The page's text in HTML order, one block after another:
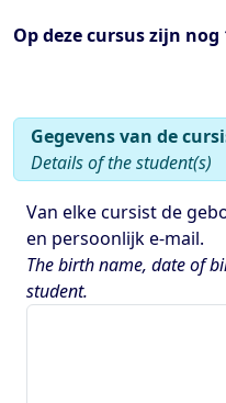
Op deze cursus zijn
Gegevens van de
Details of the student(s)
Van elke cursist de
en persoonlijk e-mail.
The birth name, date of
student.